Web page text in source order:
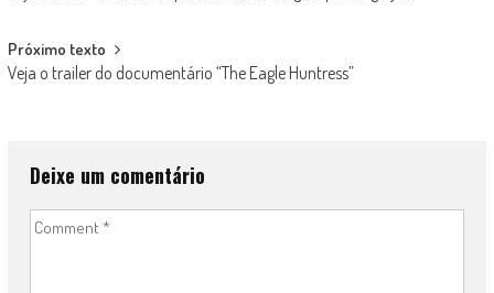
navigation
Próximo texto
Veja o trailer do documentário “The Eagle Huntress”
Deixe um comentário